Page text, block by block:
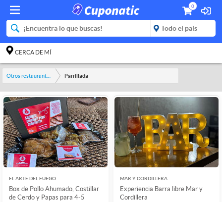
0
CERCA DE MÍ
Parrillada
EL ARTE DEL FUEGO
Box de Pollo Ahumado, Costillar
de Cerdo y Papas para 4-5
MAR Y CORDILLERA
Experiencia Barra libre Mar y
Cordillera